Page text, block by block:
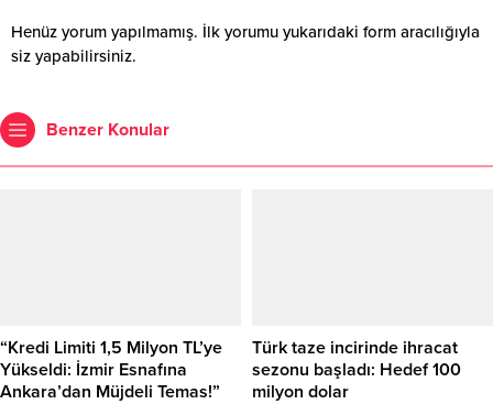
Henüz yorum yapılmamış. İlk yorumu yukarıdaki form aracılığıyla
siz yapabilirsiniz.
Benzer Konular
“Kredi Limiti 1,5 Milyon TL’ye
Yükseldi: İzmir Esnafına
Ankara’dan Müjdeli Temas!”
Türk taze incirinde ihracat
sezonu başladı: Hedef 100
milyon dolar